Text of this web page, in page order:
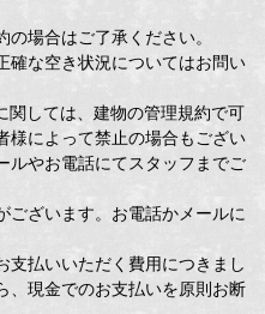
場合はご了承ください。
な空き状況についてはお問い
しては、建物の管理規約で可
様によって禁止の場合もござい
ルやお電話にてスタッフまでご
ざいます。お電話かメールに
払いいただく費用につきまし
、現金でのお支払いを原則お断